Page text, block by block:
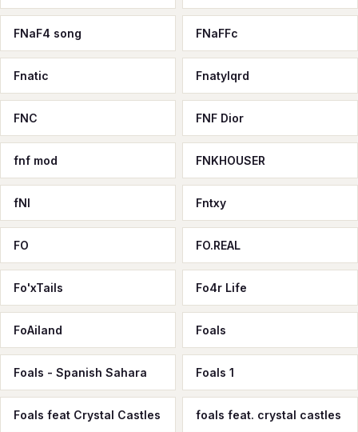
FNaF4 song FNaFFc
Fnatic Fnatylqrd
FNC FNF Dior
fnf mod FNKHOUSER
fNl Fntxy
FO FO.REAL
Fo'xTails Fo4r Life
FoAiland Foals
Foals - Spanish Sahara Foals 1
Foals feat Crystal Castles foals feat. crystal castles